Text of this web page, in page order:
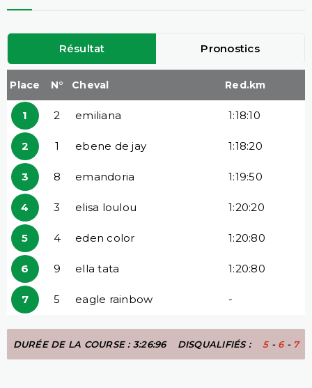
Résultat Pronostics
Place N° Cheval Red.km
1 2 emiliana 1:18:10
2 1 ebene de jay 1:18:20
3 8 emandoria 1:19:50
4 3 elisa loulou 1:20:20
5 4 eden color 1:20:80
6 9 ella tata 1:20:80
7 5 eagle rainbow -
DURÉE DE LA COURSE : 3:26:96 DISQUALIFIÉS :5- 6- 7